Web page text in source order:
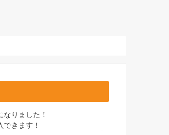
なりました！
できます！